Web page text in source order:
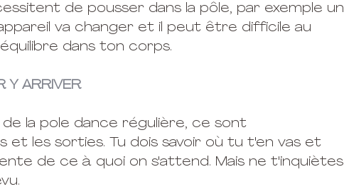
de pousser dans la pôle, par exemple un
va changer et il peut être difficile au
dans ton corps.
Y ARRIVER
la pole dance régulière, ce sont
les sorties. Tu dois savoir où tu t'en vas et
de ce à quoi on s'attend. Mais ne t'inquiètes